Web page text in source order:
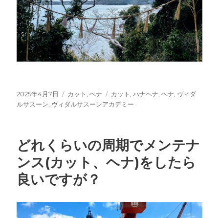
投
稿
2025年4月7日
カ
テ
カット ,ヘナ
タ
グ
カット ,ハナヘナ,ヘナ, ヴィダ
ルサスーン, ヴィダルサスーンアカデミー
どれくらいの周期でメンテナ
ンス(カット、ヘナ)をしたら
良いですが？